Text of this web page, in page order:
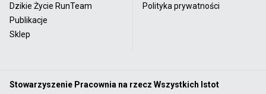
Dzikie Życie RunTeam
Publikacje
Sklep
Polityka prywatności
Stowarzyszenie Pracownia na rzecz Wszystkich Istot